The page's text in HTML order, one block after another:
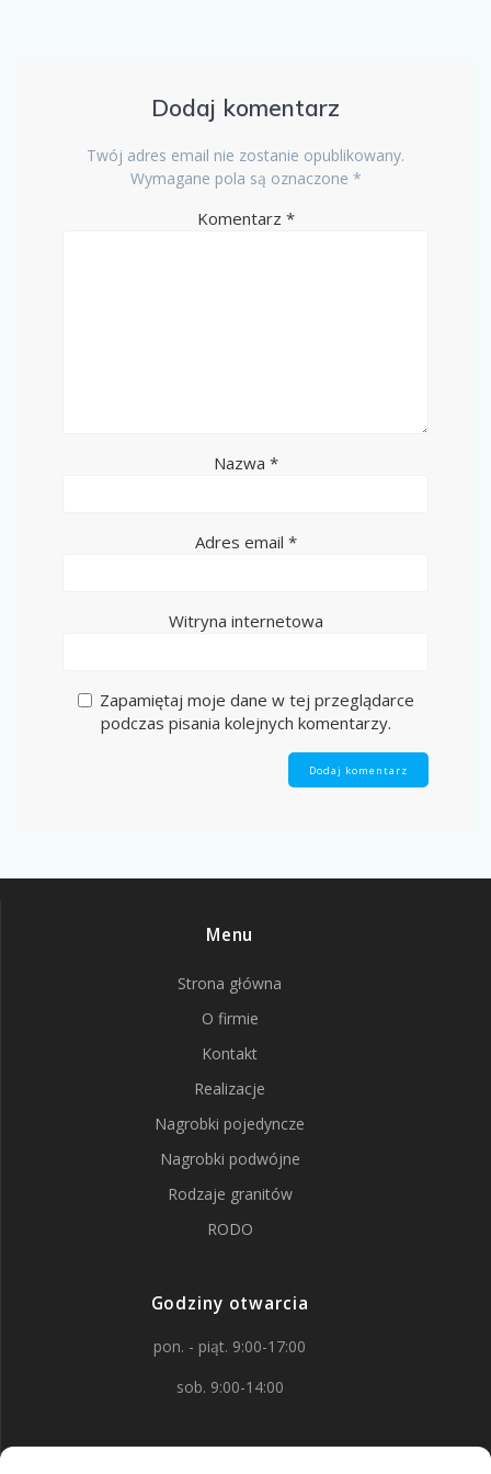
Dodaj komentarz
Twój adres email nie zostanie opublikowany.
Wymagane pola są oznaczone *
Komentarz *
Nazwa *
Adres email *
Witryna internetowa
Zapamiętaj moje dane w tej przeglądarce
podczas pisania kolejnych komentarzy.
Menu
Strona główna
O firmie
Kontakt
Realizacje
Nagrobki pojedyncze
Nagrobki podwójne
Rodzaje granitów
RODO
Godziny otwarcia
pon. - piąt. 9:00-17:00
sob. 9:00-14:00